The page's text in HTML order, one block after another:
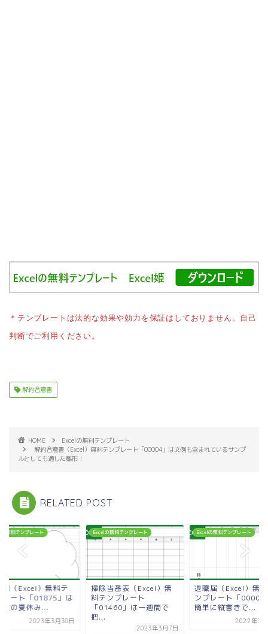
＊テンプレートは法的な効果や効力を保証はしておりません。自己
判断でご利用ください。
解約合意書
HOME
Excelの無料テンプレート
解約合意書（Excel）無料テンプレート「00004」は文例も含まれているサンプ
ルとしても適した雛形！
RELATED POST
無料テンプレート
記（Excel）無料テ
レート「01875」は
生の夏休み...
2023年3月30日
Excelの無料テンプレート
掃除当番表（Excel）無
料テンプレート
「01460」は一週間で
把...
2023年3月7日
Excelの無料テンプレート
退職届（Excel）無
ンプレート「00006
簡単に縦書きで...
2022年3